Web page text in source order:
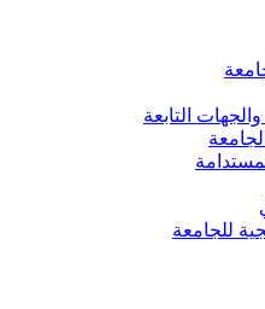
التابعة
للجامعة